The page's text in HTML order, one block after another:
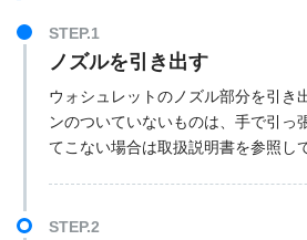
STEP.1
ノズルを引き出す
ウォシュレットのノズル部分を引き
ンのついていないものは、手で引っ
てこない場合は取扱説明書を参照し
STEP.2